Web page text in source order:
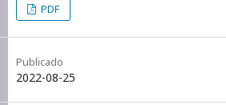
PDF
Publicado
2022-08-25